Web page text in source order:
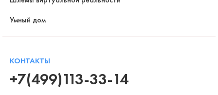
Умный дом
КОНТАКТЫ
+7(499)113-33-14